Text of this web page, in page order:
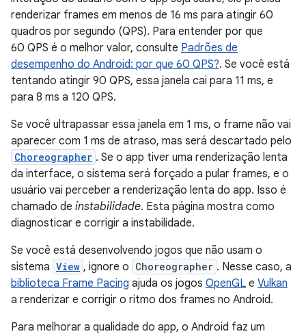
renderizar frames em menos de 16 ms para atingir 60
quadros por segundo (QPS). Para entender por que
60 QPS é o melhor valor, consulte Padrões de
desempenho do Android: por que 60 QPS?. Se você está
tentando atingir 90 QPS, essa janela cai para 11 ms, e
para 8 ms a 120 QPS.
Se você ultrapassar essa janela em 1 ms, o frame não vai
aparecer com 1 ms de atraso, mas será descartado pelo
Choreographer . Se o app tiver uma renderização lenta
da interface, o sistema será forçado a pular frames, e o
usuário vai perceber a renderização lenta do app. Isso é
chamado de instabilidade. Esta página mostra como
diagnosticar e corrigir a instabilidade.
Se você está desenvolvendo jogos que não usam o
sistema View , ignore o Choreographer . Nesse caso, a
biblioteca Frame Pacing ajuda os jogos OpenGL e Vulkan
a renderizar e corrigir o ritmo dos frames no Android.
Para melhorar a qualidade do app, o Android faz um